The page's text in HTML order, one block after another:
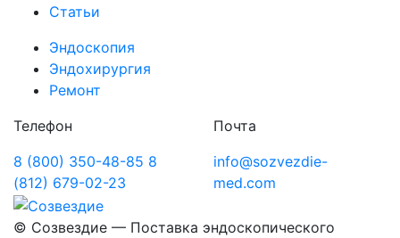
Статьи
Эндоскопия
Эндохирургия
Ремонт
Телефон
8 (800) 350-48-85 8
(812) 679-02-23
Почта
info@sozvezdie-
med.com
© Созвездие — Поставка эндоскопического